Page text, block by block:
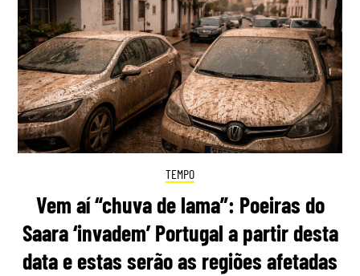
TEMPO
Vem aí “chuva de lama”: Poeiras do
Saara ‘invadem’ Portugal a partir desta
data e estas serão as regiões afetadas